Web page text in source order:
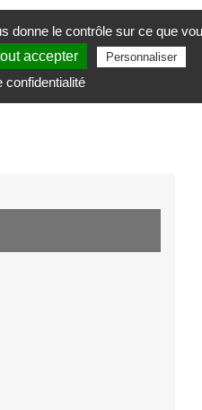
et réalité (dans
Echapées
belles
donne le contrôle sur ce que
accepter Personnaliser
confidentialité